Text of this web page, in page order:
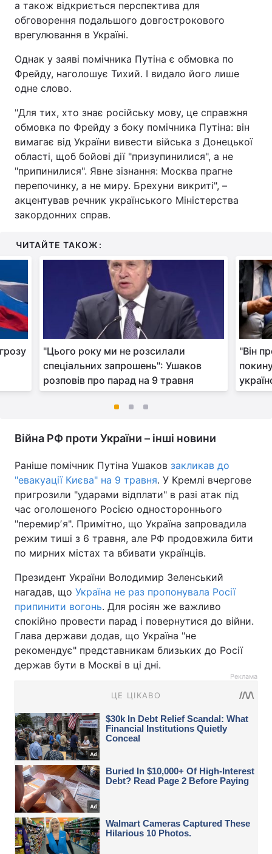
а також відкриється перспектива для
обговорення подальшого довгострокового
врегулювання в Україні.
Однак у заяві помічника Путіна є обмовка по
Фрейду, наголошує Тихий. І видало його лише
одне слово.
"Для тих, хто знає російську мову, це справжня
обмовка по Фрейду з боку помічника Путіна: він
вимагає від України вивести війська з Донецької
області, щоб бойові дії "призупинилися", а не
"припинилися". Явне зізнання: Москва прагне
перепочинку, а не миру. Брехуни викриті", –
акцентував речник українського Міністерства
закордонних справ.
ЧИТАЙТЕ ТАКОЖ:
"Цього року ми не розсилали
спеціальних запрошень": Ушаков
розповів про парад на 9 травня
"Він
Війна РФ проти України – інші новини
Раніше помічник Путіна Ушаков закликав до
"евакуації Києва" на 9 травня. У Кремлі вчергове
пригрозили "ударами відплати" в разі атак під
час оголошеного Росією одностороннього
"перемирʼя". Примітно, що Україна запровадила
режим тиші з 6 травня, але РФ продовжила бити
по мирних містах та вбивати українців.
Президент України Володимир Зеленський
нагадав, що Україна не раз пропонувала Росії
припинити вогонь. Для росіян же важливо
спокійно провести парад і повернутися до війни.
Глава держави додав, що Україна "не
рекомендує" представникам близьких до Росії
держав бути в Москві в ці дні.
Реклама